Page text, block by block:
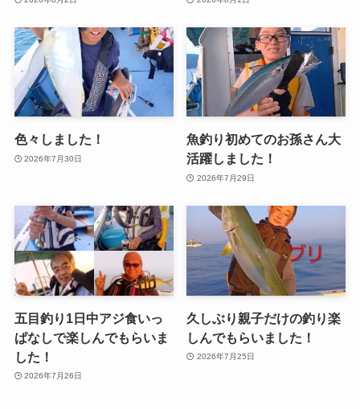
色々しました！
2026年7月30日
魚釣り初めてのお孫さん大
活躍しました！
2026年7月29日
五目釣り1日中アジ食いっ
ぱなしで楽しんでもらいま
した！
2026年7月26日
久しぶり親子だけの釣り楽
しんでもらいました！
2026年7月25日